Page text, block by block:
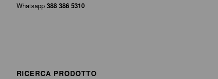
Whatsapp388 386 5310
RICERCA PRODOTTO